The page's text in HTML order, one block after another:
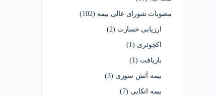
مصوبات شورای عالی بیمه (102)
ارزیابی خسارت (2)
اکچوئری (1)
بازیافت (1)
بیمه آتش سوزی (3)
بیمه اتکایی (7)